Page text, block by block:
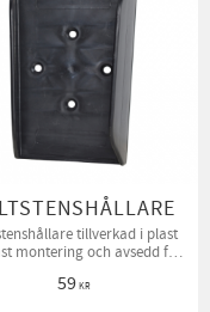
tillverkad i plast
montering och avsedd för
59KR